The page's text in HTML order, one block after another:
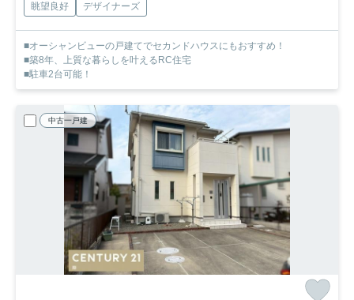
眺望良好
デザイナーズ
■オーシャンビューの戸建てでセカンドハウスにもおすすめ！
■築8年、上質な暮らしを叶えるRC住宅
■駐車2台可能！
中古一戸建